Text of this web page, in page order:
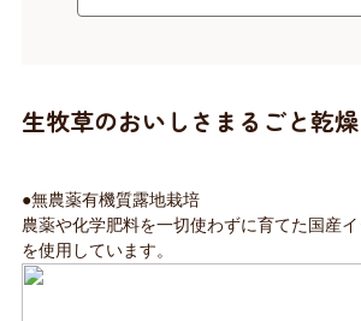
生牧草のおいしさまるごと乾燥
●無農薬有機質露地栽培
農薬や化学肥料を一切使わずに育てた国産
を使用しています。